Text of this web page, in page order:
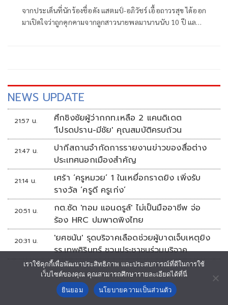
จากประเด็นที่นักร้องชื่อดัง แสตมป์-อภิวัชร์ เอื้อถาวรสุข ได้ออก
มาเปิดใจว่าถูกคุกคามจากลูกสาวนายพลมานานนับ 10 ปี และมี
วางตัวเป็นกลาง เนื่องจากเรื่องดังกล่าวเป็นเรื่องส่วนตัวในคดี
ชู้สาว
NEWS UPDATE
21:57 น.
ศึกชิงชัยผู้ว่ากกท.เหลือ 2 แคนดิเดต
'โปรดปราน-มีชัย' คุณสมบัติครบถ้วน
21:47 น.
ปากีสถานจำกัดการรายงานข่าวของสื่อต่าง
ประเทศนอกเมืองสำคัญ
21:14 น.
เศร้า ‘ครูหมวย’ 1 ในเหยื่อกราดยิง เพิ่งรับ
รางวัล ‘ครูดี ครูเก่ง’
20:51 น.
กต.ซัด 'ทอม แอนดรูส์' ไม่เป็นมืออาชีพ จ่อ
ร้อง HRC ปมพาดพิงไทย
20:31 น.
'ยศชนัน' รุดบริจาคเลือดช่วยผู้บาดเจ็บเหตุยิง
รร.เทพศิรินทร์ ชวนประชาชนร่วมบริจาค
เราใช้คุกกี้เพื่อพัฒนาประสิทธิภาพ และประสบการณ์ที่ดีในการใช้
เว็บไซต์ของคุณ คุณสามารถศึกษารายละเอียดได้ที่นี่
ยินยอม
นโยบายความเป็นส่วนตัว